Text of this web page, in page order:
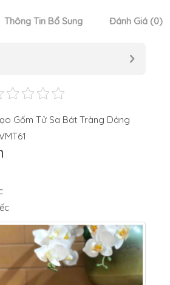
Thông Tin Bổ Sung Đánh Giá (0)
Gốm Tử Sa Bát Tràng Dáng